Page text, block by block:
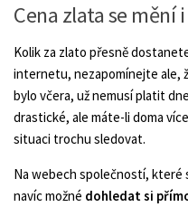
Cena zlata se
Kolik za zlato přesně
internetu, nezapomínejte ale,
bylo včera, už nemusí platit
drastické, ale máte-li doma
situaci trochu sledovat.
Na webech společností, které
navíc možné dohledat si